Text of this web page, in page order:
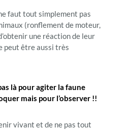
faut tout simplement pas
(ronflement de moteur,
une réaction de leur
peut être aussi très
là pour agiter la faune
mais pour l’observer !!
vivant et de ne pas tout